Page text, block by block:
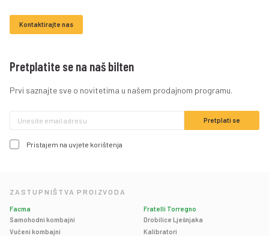
Kontaktirajte nas
Pretplatite se na naš bilten
Prvi saznajte sve o novitetima u našem prodajnom programu.
Pristajem na uvjete korištenja
ZASTUPNIŠTVA PROIZVODA
Facma
Samohodni kombajni
Vučeni kombajni
Fratelli Torregno
Drobilice Lješnjaka
Kalibratori